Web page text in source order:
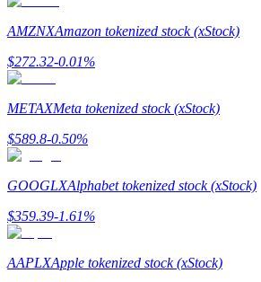
Share 500000 CASHCAT prize pool
AMZNXAmazon tokenized stock (xStock)
$272.32-0.01%
METAXMeta tokenized stock (xStock)
$589.8-0.50%
GOOGLXAlphabet tokenized stock (xStock)
$359.39-1.61%
AAPLXApple tokenized stock (xStock)